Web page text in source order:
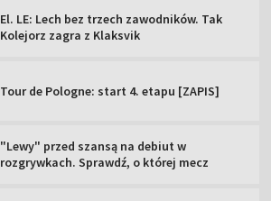
El. LE: Lech bez trzech zawodników. Tak
Kolejorz zagra z Klaksvik
Tour de Pologne: start 4. etapu [ZAPIS]
"Lewy" przed szansą na debiut w
rozgrywkach. Sprawdź, o której mecz